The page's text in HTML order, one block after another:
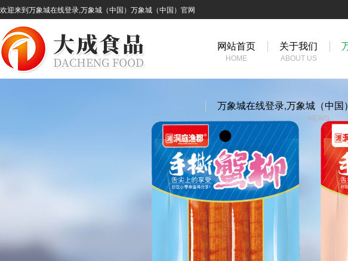
欢迎来到万象城在线登录,万象城（中国）万象城（中国）官网
网站首页
HOME
关于我们
ABOUT US
万象城在线登录,万象城（中国
NEWS